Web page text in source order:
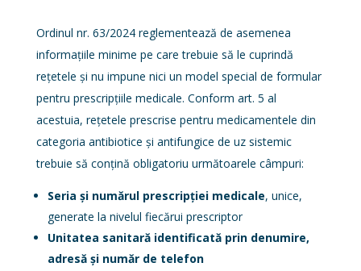
Ordinul nr. 63/2024 reglementează de asemenea
informațiile minime pe care trebuie să le cuprindă
rețetele și nu impune nici un model special de formular
pentru prescripțiile medicale. Conform art. 5 al
acestuia, rețetele prescrise pentru medicamentele din
categoria antibiotice și antifungice de uz sistemic
trebuie să conțină obligatoriu următoarele câmpuri:
Seria și numărul prescripției medicale, unice,
generate la nivelul fiecărui prescriptor
Unitatea sanitară identificată prin denumire,
adresă și număr de telefon